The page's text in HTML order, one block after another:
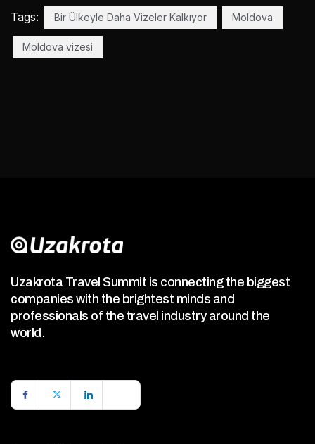
Tags: Bir Ülkeyle Daha Vizeler Kalkıyor Moldova
Moldova vizesi
Uzakrota Travel Summit is connecting the biggest
companies with the brightest minds and
professionals of the travel industry around the
world.